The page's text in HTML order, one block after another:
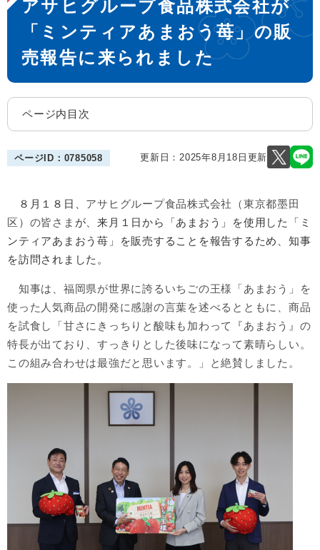
文
アサヒグループ食品株式会社が
「ミンティアあまおう苺」の販
売報告に来られました
ページ内目次
ページID：0785058 更新日：2025年8月18日更新
８月１８日、 アサヒグループ食品株式会社（東京都墨田
区）の皆さま が、来月１日から「あまおう」を使用した「ミ
ンティアあまおう苺」を販売することを報告するため、知事
を訪問されました。
​ 知事は、福岡県が世界に誇るいちごの王様「あまおう」​
を
使った人気商品の開発に感謝の言葉を述べるとともに、商品
を試食し「甘さにきっちりと酸味も加わって『あまおう』の
特長が出ており、すっきりとした後味になって素晴らしい。
この組み合わせは最強だと思います。」と絶賛しました。